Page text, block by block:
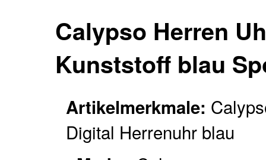
Calypso Herren
Kunststoff blau
Artikelmerkmale:
Digital Herrenuhr blau